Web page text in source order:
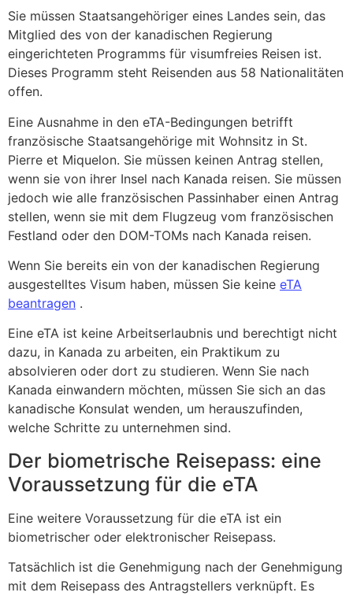
Sie müssen Staatsangehöriger eines Landes sein, das
Mitglied des von der kanadischen Regierung
eingerichteten Programms für visumfreies Reisen ist.
Dieses Programm steht Reisenden aus 58 Nationalitäten
offen.
Eine Ausnahme in den eTA-Bedingungen betrifft
französische Staatsangehörige mit Wohnsitz in St.
Pierre et Miquelon. Sie müssen keinen Antrag stellen,
wenn sie von ihrer Insel nach Kanada reisen. Sie müssen
jedoch wie alle französischen Passinhaber einen Antrag
stellen, wenn sie mit dem Flugzeug vom französischen
Festland oder den DOM-TOMs nach Kanada reisen.
Wenn Sie bereits ein von der kanadischen Regierung
ausgestelltes Visum haben, müssen Sie keine eTA
beantragen .
Eine eTA ist keine Arbeitserlaubnis und berechtigt nicht
dazu, in Kanada zu arbeiten, ein Praktikum zu
absolvieren oder dort zu studieren. Wenn Sie nach
Kanada einwandern möchten, müssen Sie sich an das
kanadische Konsulat wenden, um herauszufinden,
welche Schritte zu unternehmen sind.
Der biometrische Reisepass: eine
Voraussetzung für die eTA
Eine weitere Voraussetzung für die eTA ist ein
biometrischer oder elektronischer Reisepass.
Tatsächlich ist die Genehmigung nach der Genehmigung
mit dem Reisepass des Antragstellers verknüpft. Es